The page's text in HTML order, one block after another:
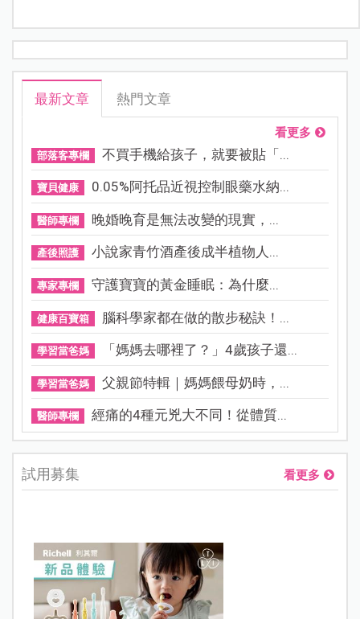
最新文章 熱門文章
看更多
部落客專欄 不買手機給孩子，就要被貼「...
寶貝健康 0.05%阿托品近視控制眼藥水納...
醫師專欄 晚婚晚育是無法改變的現實，...
產後照護 小說家青竹酒產後成半植物人...
專家專欄 守護寶寶的黃金睡眠：為什麼...
健康百寶箱 腦科學家都在做的散步秘訣！...
學習當爸媽 「媽媽去哪裡了？」4歲孩子還...
學習當爸媽 父親節特輯｜媽媽餵母奶時，...
醫師專欄 經痛的4種元兇大不同！從體質...
試用募集 看更多